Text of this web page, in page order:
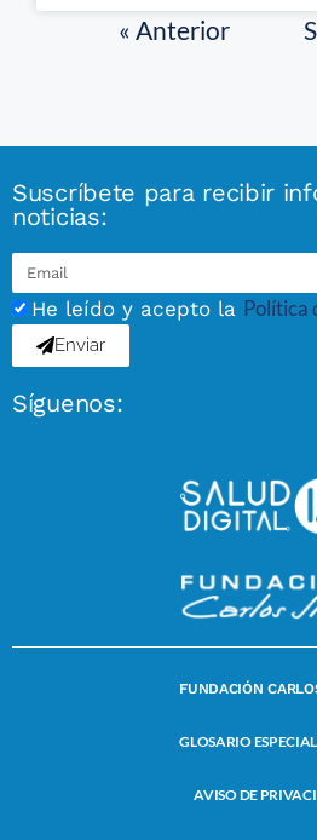
« Anterior
Suscríbete para recibir
noticias:
He leído y acepto la Política
Enviar
Síguenos:
FUNDACIÓN
GLOSARIO
AVISO DE